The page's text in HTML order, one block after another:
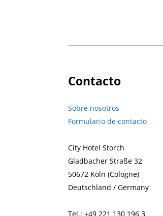
Contacto
Sobre nosotros
Formulario de contacto
City Hotel Storch
Gladbacher Straße 32
50672 Köln (Cologne)
Deutschland / Germany
Tel.: +49 221 130 196 3